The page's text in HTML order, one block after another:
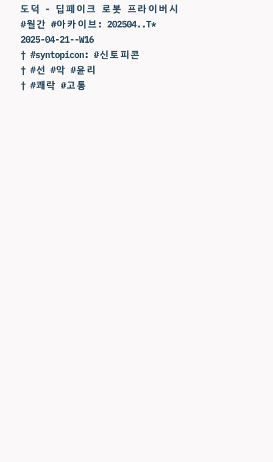
도덕 - 딥페이크 로봇 프라이버시
#월간 #아카이브: 202504..T*
2025-04-21--W16
† #syntopicon: #신토피콘
† #선 #악 #윤리
† #쾌락 #고통